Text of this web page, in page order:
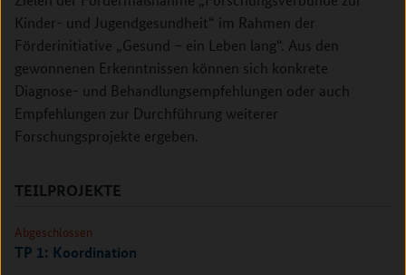
Kinder- und Jugendgesundheit“ im Rahmen der
Förderinitiative „Gesund – ein Leben lang“. Aus den
gewonnenen Erkenntnissen können sich konkrete
Diagnose- und Behandlungsempfehlungen oder auch
Empfehlungen zur Durchführung weiterer
Forschungsprojekte ergeben.
TEILPROJEKTE
Abgeschlossen
TP 1: Koordination